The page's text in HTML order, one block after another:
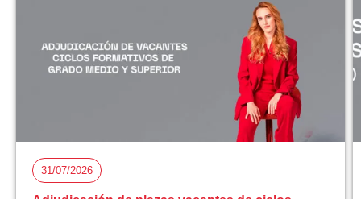
31/07/2026